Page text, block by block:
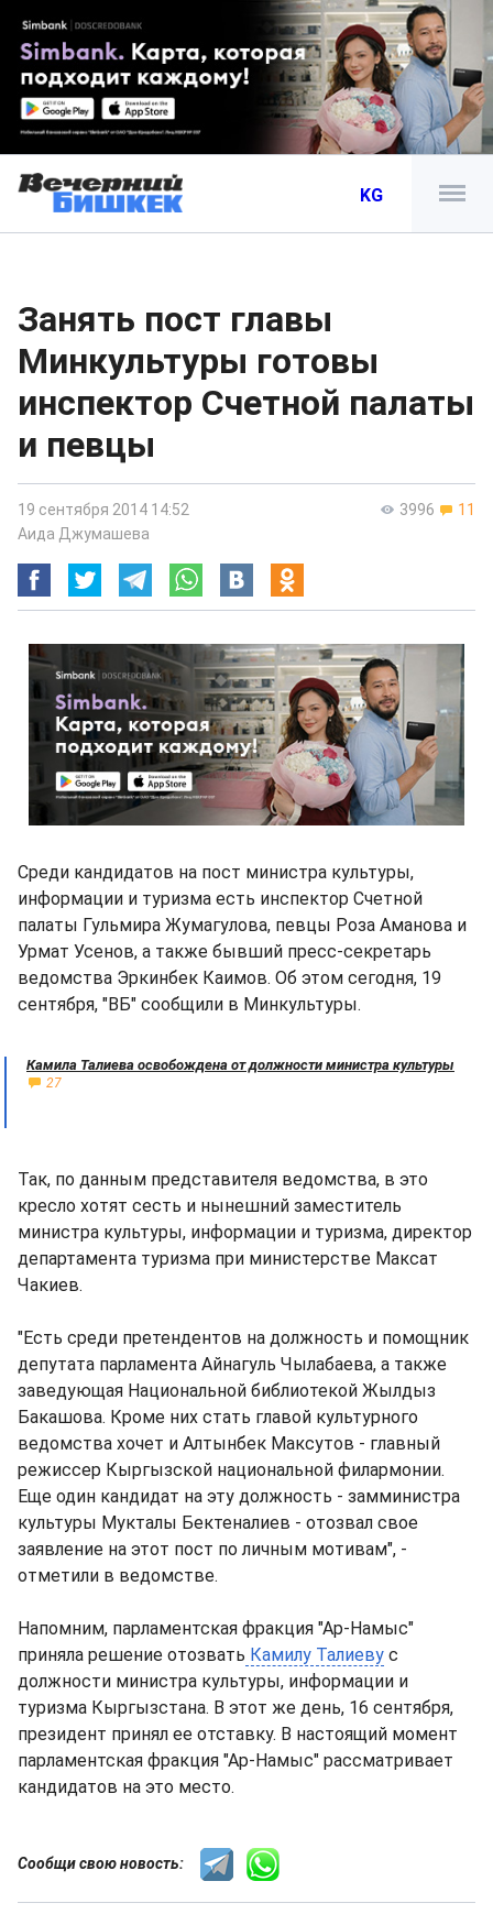
KG
Занять пост главы
Минкультуры готовы
инспектор Счетной палаты
и певцы
3996 11
19 сентября 2014 14:52
Аида Джумашева
Среди кандидатов на пост министра культуры,
информации и туризма есть инспектор Счетной
палаты Гульмира Жумагулова, певцы Роза Аманова и
Урмат Усенов, а также бывший пресс-секретарь
ведомства Эркинбек Каимов. Об этом сегодня, 19
сентября, "ВБ" сообщили в Минкультуры.
Камила Талиева освобождена от должности министра культуры
27
Так, по данным представителя ведомства, в это
кресло хотят сесть и нынешний заместитель
министра культуры, информации и туризма, директор
департамента туризма при министерстве Максат
Чакиев.
"Есть среди претендентов на должность и помощник
депутата парламента Айнагуль Чылабаева, а также
заведующая Национальной библиотекой Жылдыз
Бакашова. Кроме них стать главой культурного
ведомства хочет и Алтынбек Максутов - главный
режиссер Кыргызской национальной филармонии.
Еще один кандидат на эту должность - замминистра
культуры Мукталы Бектеналиев - отозвал свое
заявление на этот пост по личным мотивам", -
отметили в ведомстве.
Напомним, парламентская фракция "Ар-Намыс"
приняла решение отозвать Камилу Талиеву с
должности министра культуры, информации и
туризма Кыргызстана. В этот же день, 16 сентября,
президент принял ее отставку. В настоящий момент
парламентская фракция "Ар-Намыс" рассматривает
кандидатов на это место.
Сообщи свою новость: